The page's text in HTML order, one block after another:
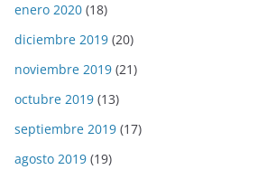
enero 2020 (18)
diciembre 2019 (20)
noviembre 2019 (21)
octubre 2019 (13)
septiembre 2019 (17)
agosto 2019 (19)